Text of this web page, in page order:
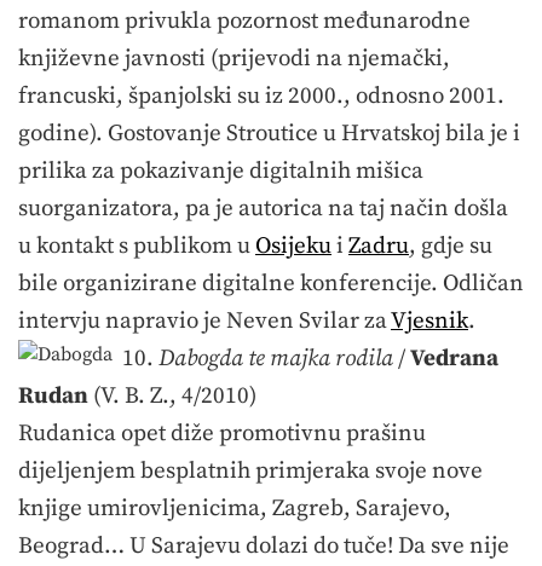
romanom privukla pozornost međunarodne
književne javnosti (prijevodi na njemački,
francuski, španjolski su iz 2000., odnosno 2001.
godine). Gostovanje Stroutice u Hrvatskoj bila je i
prilika za pokazivanje digitalnih mišica
suorganizatora, pa je autorica na taj način došla
u kontakt s publikom u Osijekui Zadru, gdje su
bile organizirane digitalne konferencije. Odličan
intervju napravio je Neven Svilar zaVjesnik.
10. Dabogda te majka rodila/Vedrana
Rudan (V. B. Z., 4/2010)
Rudanica opet diže promotivnu prašinu
dijeljenjem besplatnih primjeraka svoje nove
knjige umirovljenicima, Zagreb, Sarajevo,
Beograd… U Sarajevu dolazi do tuče! Da sve nije